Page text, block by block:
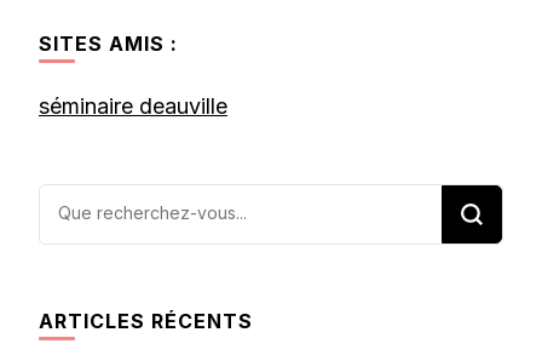
SITES AMIS :
séminaire deauville
Vous
ARTICLES RÉCENTS